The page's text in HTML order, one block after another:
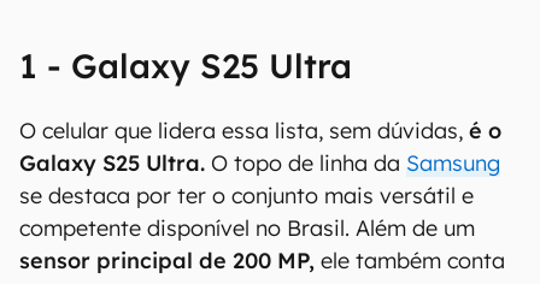
1 - Galaxy S25 Ultra
O celular que lidera essa lista, sem dúvidas, é o
Galaxy S25 Ultra. O topo de linha da Samsung
se destaca por ter o conjunto mais versátil e
competente disponível no Brasil. Além de um
sensor principal de 200 MP, ele também conta